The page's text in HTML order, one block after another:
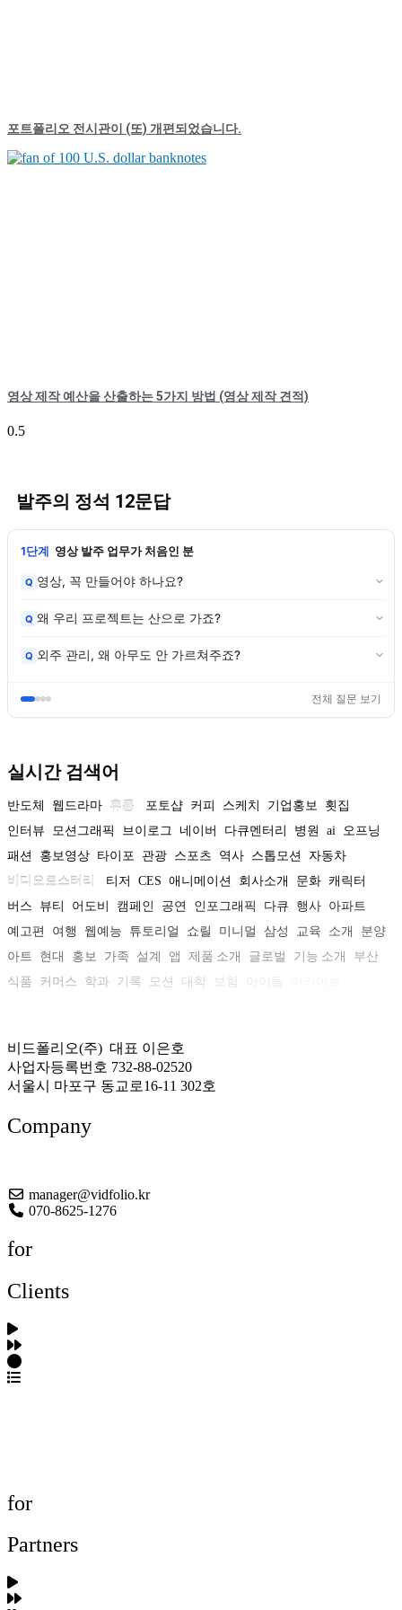
포트폴리오 전시관이 (또) 개편되었습니다.
영상 제작 예산을 산출하는 5가지 방법 (영상 제작 견적)
발주의 정석 12문답
1단계 영상 발주 업무가 처음인 분
Q 영상, 꼭 만들어야 하나요?
Q 왜 우리 프로젝트는 산으로 가죠?
Q 외주 관리, 왜 아무도 안 가르쳐주죠?
전체 질문 보기
실시간 검색어
반도체 웹드라마 휴롬 포토샵 커피 스케치 기업홍보
횟집
인터뷰
모션그래픽 브이로그 네이버 다큐멘터리 병원 ai 오프닝
패션
홍보영상 타이포 관광 스포츠 역사 스톱모션
자동차
비디오로스터리
티저 CES 애니메이션 회사소개 문화 캐릭터
버스
뷰티 어도비 캠페인 공연 인포그래픽 다큐 행사 아파트
예고편
여행 웹예능 튜토리얼 쇼릴 미니멀 삼성 교육 소개
분양
아트
현대 홍보 가족 설계 앱 제품 소개 글로벌 기능 소개
부산
식품
커머스 학과 기록 모션 대학 보험
비드폴리오(주) 대표 이은호
사업자등록번호 732-88-02520
서울시 마포구 동교로16-11 302호
Company
manager@vidfolio.kr
070-8625-1276
for
Clients
for
Partners